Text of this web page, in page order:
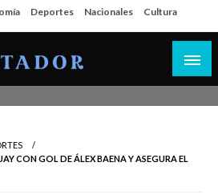
Deportes Nacionales Cultura
CON GOL DE ÁLEX BAENA Y ASEGURA EL